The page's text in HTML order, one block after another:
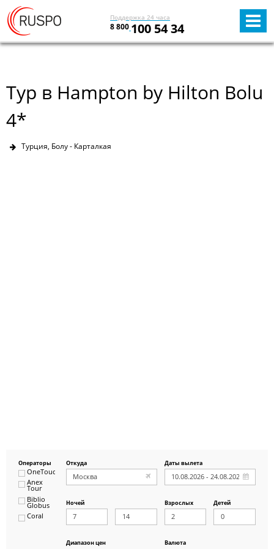
Поддержка 24 часа
8 800 100 54 34
Тур в Hampton by Hilton Bolu
4*
Турция, Болу - Карталкая
Операторы
OneTouch&Travel
Anex
Tour
Biblio
Globus
Coral
Откуда Даты вылета
Ночей Взрослых Детей
Диапазон цен
Валюта